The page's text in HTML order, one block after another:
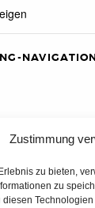
Zustimmung
zu bieten,
zu